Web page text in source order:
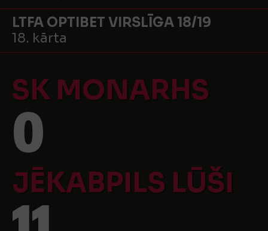
LTFA OPTIBET VIRSLĪGA 18/19
18. kārta
SK MONARHS
0
JĒKABPILS LŪŠI